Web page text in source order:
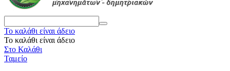
Το καλάθι είναι άδειο
Το καλάθι είναι άδειο
Στο Καλάθι
Ταμείο